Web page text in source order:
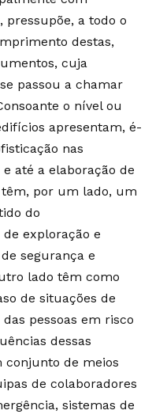
pressupõe, a todo o
destas,
cuja
passou a chamar
o nível ou
apresentam, é-
nas
até a elaboração de
por um lado, um
do
exploração e
segurança e
lado têm como
de situações de
pessoas em risco
dessas
conjunto de meios
de colaboradores
sistemas de